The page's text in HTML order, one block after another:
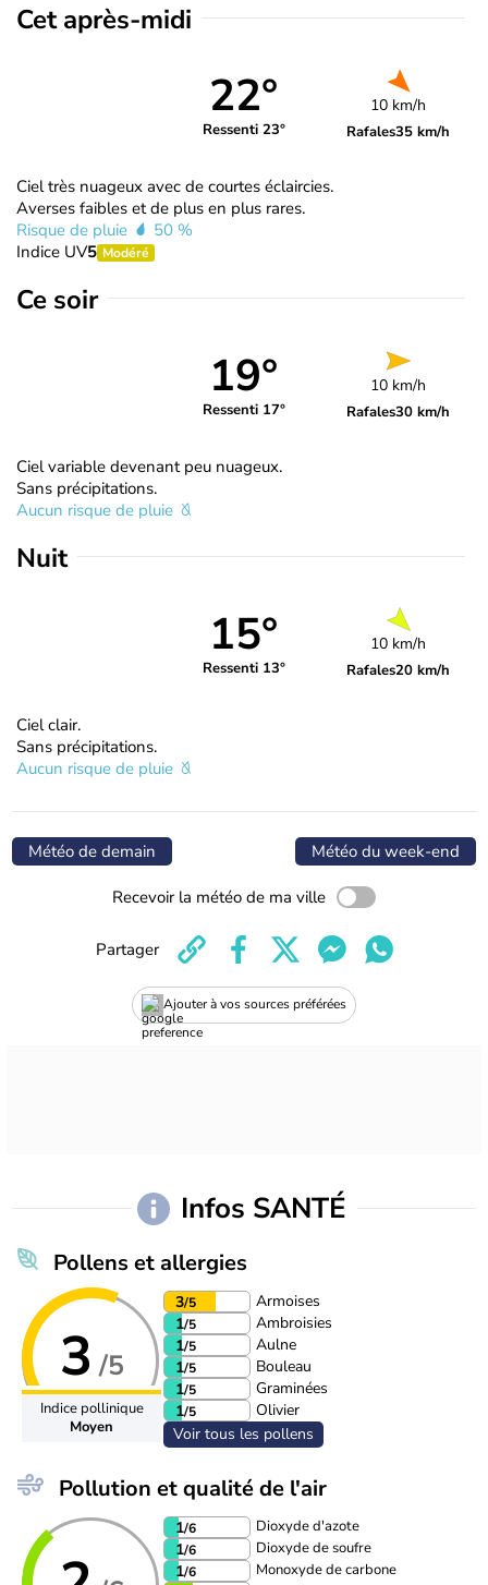
Cet après-midi
22°
Ressenti 23°
10 km/h
Rafales35 km/h
Ciel très nuageux avec de courtes éclaircies.
Averses faibles et de plus en plus rares.
Risque de pluie
50 %
Indice UV5 Modéré
Ce soir
19°
Ressenti 17°
10 km/h
Rafales30 km/h
Ciel variable devenant peu nuageux.
Sans précipitations.
Aucun risque de pluie
Nuit
15°
Ressenti 13°
10 km/h
Rafales20 km/h
Ciel clair.
Sans précipitations.
Aucun risque de pluie
Météo de demain Météo du week-end
Recevoir la météo de ma ville
Ajouter à vos sources préférées
Partager
Infos SANTÉ
Pollens et allergies
3 /5
Indice pollinique
Moyen
3/5
Armoises
1/5
Ambroisies
1/5
Aulne
1/5
Bouleau
1/5
Graminées
1/5
Olivier
Voir tous les pollens
Pollution et qualité de l'air
1/6 Dioxyde d'azote
1/6 Dioxyde de soufre
1/6 Monoxyde de carbone